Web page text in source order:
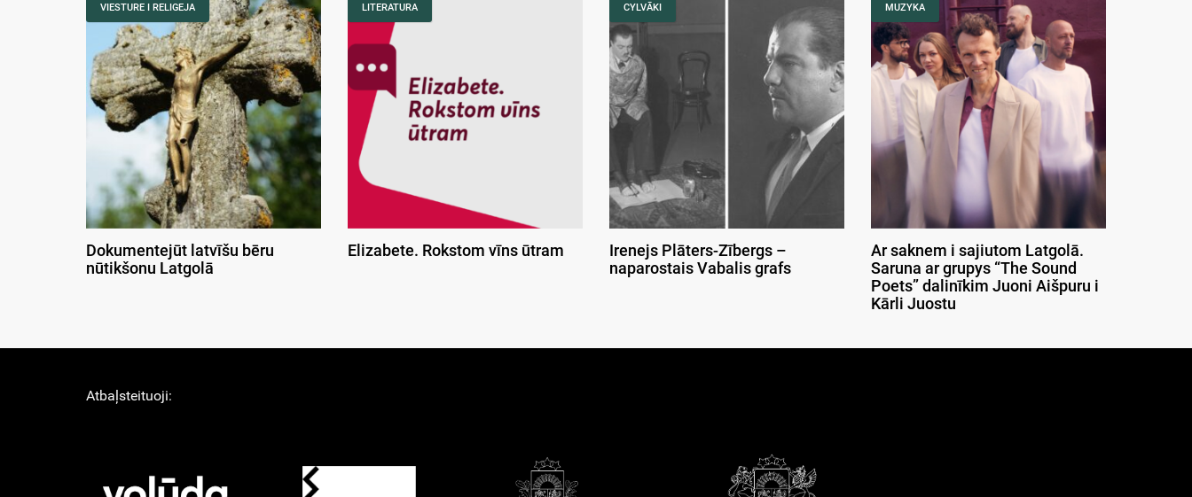
VIESTURE I RELIGEJA
Dokumentejūt latvīšu bēru
nūtikšonu Latgolā
LITERATURA
Elizabete. Rokstom vīns ūtram
CYLVĀKI
Irenejs Plāters-Zībergs –
naparostais Vabalis grafs
MUZYKA
Ar saknem i sajiutom Latgolā.
Saruna ar grupys “The Sound
Poets” dalinīkim Juoni Aišpuru i
Kārli Juostu
Atbaļsteituoji: